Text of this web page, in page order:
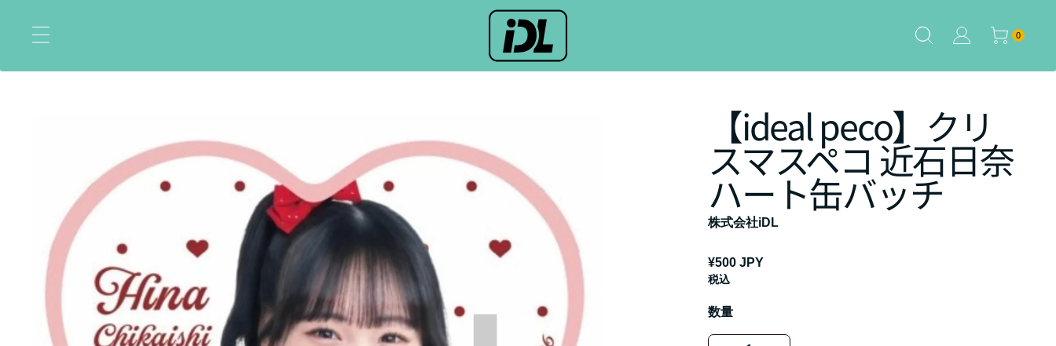
テ
00個のアイテム
【ideal peco】クリ
スマスペコ 近石日奈
ハート缶バッチ
株式会社iDL
通
常
格
¥500 JPY
税込
数量